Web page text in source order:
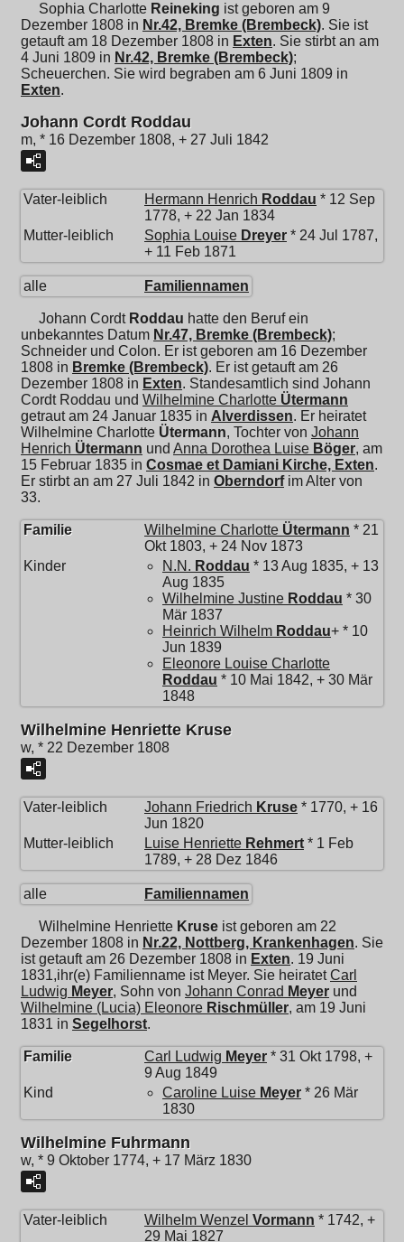
Sophia Charlotte Reineking ist geboren am 9
Dezember 1808 in Nr.42, Bremke (Brembeck). Sie ist
getauft am 18 Dezember 1808 in Exten. Sie stirbt an am
4 Juni 1809 in Nr.42, Bremke (Brembeck);
Scheuerchen. Sie wird begraben am 6 Juni 1809 in
Exten.
Johann Cordt Roddau
m, * 16 Dezember 1808, + 27 Juli 1842
Vater-leiblich Hermann Henrich Roddau * 12 Sep
1778, + 22 Jan 1834
Mutter-leiblich
Sophia Louise Dreyer * 24 Jul 1787,
+ 11 Feb 1871
alle Familiennamen
Johann Cordt Roddau hatte den Beruf ein
unbekanntes Datum Nr.47, Bremke (Brembeck);
Schneider und Colon. Er ist geboren am 16 Dezember
1808 in Bremke (Brembeck). Er ist getauft am 26
Dezember 1808 in Exten. Standesamtlich sind Johann
Cordt Roddau und Wilhelmine Charlotte Ütermann
getraut am 24 Januar 1835 in Alverdissen. Er heiratet
Wilhelmine Charlotte Ütermann, Tochter von Johann
Henrich Ütermann und Anna Dorothea Luise Böger, am
15 Februar 1835 in Cosmae et Damiani Kirche, Exten.
Er stirbt an am 27 Juli 1842 in Oberndorfim Alter von
33.
Familie Wilhelmine Charlotte Ütermann * 21
Okt 1803, + 24 Nov 1873
Kinder
N.N. Roddau * 13 Aug 1835, + 13
Aug 1835
Wilhelmine Justine Roddau * 30
Mär 1837
Heinrich Wilhelm Roddau+ * 10
Jun 1839
Eleonore Louise Charlotte
Roddau * 10 Mai 1842, + 30 Mär
1848
Wilhelmine Henriette Kruse
w, * 22 Dezember 1808
Vater-leiblich Johann Friedrich Kruse * 1770, + 16
Jun 1820
Mutter-leiblich
Luise Henriette Rehmert * 1 Feb
1789, + 28 Dez 1846
alle Familiennamen
Wilhelmine Henriette Kruse ist geboren am 22
Dezember 1808 in Nr.22, Nottberg, Krankenhagen. Sie
ist getauft am 26 Dezember 1808 in Exten. 19 Juni
1831,ihr(e) Familienname ist Meyer. Sie heiratetCarl
Ludwig Meyer, Sohn von Johann Conrad Meyer und
Wilhelmine (Lucia) Eleonore Rischmüller, am 19 Juni
1831 in Segelhorst.
Familie Carl Ludwig Meyer * 31 Okt 1798, +
9 Aug 1849
Kind
Caroline Luise Meyer * 26 Mär
1830
Wilhelmine Fuhrmann
w, * 9 Oktober 1774, + 17 März 1830
Vater-leiblich Wilhelm Wenzel Vormann * 1742, +
29 Mai 1827